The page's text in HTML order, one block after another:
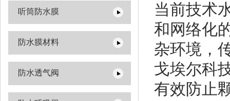
听筒防水膜
防水膜材料
防水透气阀
当前技术
和网络化
杂环境，
戈埃尔科
有效防止